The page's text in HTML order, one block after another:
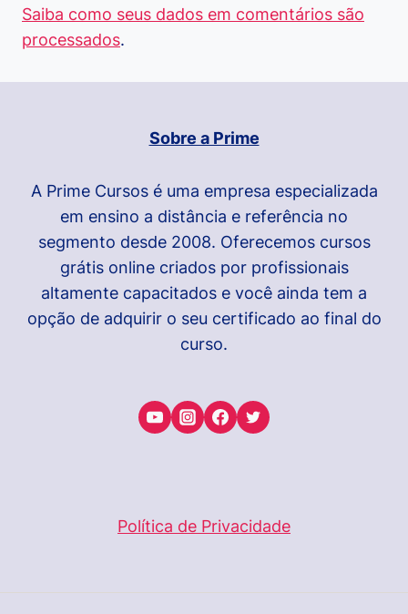
Saiba como seus dados em comentários são
processados.
Sobre a Prime
A Prime Cursos é uma empresa especializada
em ensino a distância e referência no
segmento desde 2008. Oferecemos cursos
grátis online criados por profissionais
altamente capacitados e você ainda tem a
opção de adquirir o seu certificado ao final do
curso.
Política de Privacidade